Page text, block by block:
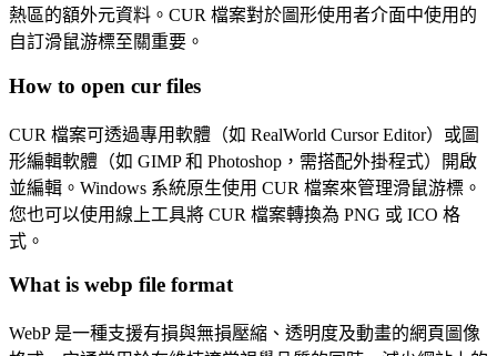
熱區的額外元資料。CUR 檔案對於圖形使用者介面中使用的
自訂滑鼠游標至關重要。
How to open cur files
CUR 檔案可透過專用軟體（如 RealWorld Cursor Editor）或圖
形編輯軟體（如 GIMP 和 Photoshop，需搭配外掛程式）開啟
並編輯。Windows 系統原生使用 CUR 檔案來管理滑鼠游標。
您也可以使用線上工具將 CUR 檔案轉換為 PNG 或 ICO 格
式。
What is webp file format
WebP 是一種支援有損與無損壓縮、透明度及動畫的網頁圖像